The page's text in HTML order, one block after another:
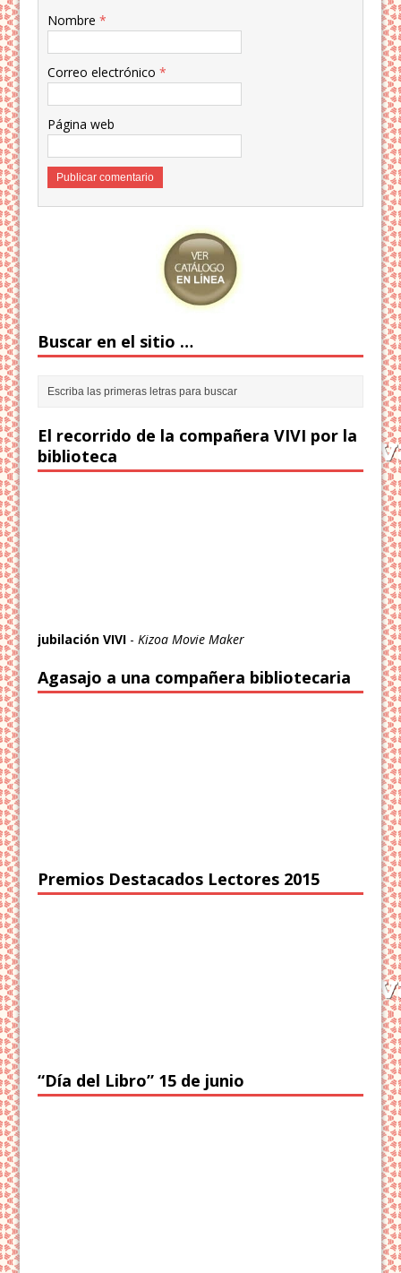
Nombre*
Correo electrónico*
Página web
Buscar en el sitio …
El recorrido de la compañera VIVI por la
biblioteca
jubilación VIVI -Kizoa Movie Maker
Agasajo a una compañera bibliotecaria
Premios Destacados Lectores 2015
“Día del Libro” 15 de junio